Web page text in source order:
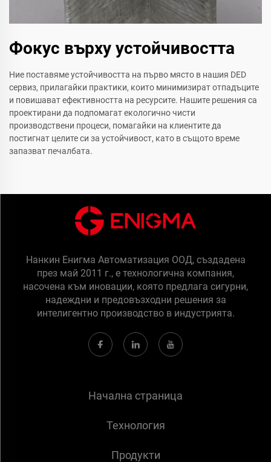
Фокус върху устойчивостта
Ние поставяме устойчивостта на първо място в нашия DED
сервиз, прилагайки практики, които минимизират отпадъците
и повишават ефективността на ресурсите. Нашите решения са
проектирани да подпомагат екологично чисти
производствени процеси, помагайки на клиентите да
постигнат целите си за устойчивост, като в същото време
запазват печалбата.
Нанкин Енигма Автоматизация ООД, създадена
през май 2011 г., е технологична компания,
насочена към иновации, която предлага сигурни,
надеждни и предовъзходни решения за
интелигентно производство в индустрията.
Начална страница
Технология
Продукти